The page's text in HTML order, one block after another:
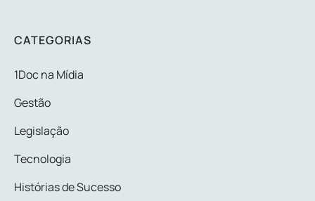
CATEGORIAS
1Doc na Mídia
Gestão
Legislação
Tecnologia
Histórias de Sucesso